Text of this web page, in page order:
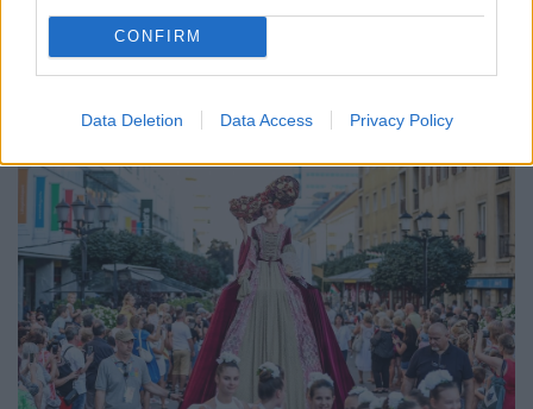
CONFIRM
Data Deletion Data Access Privacy Policy